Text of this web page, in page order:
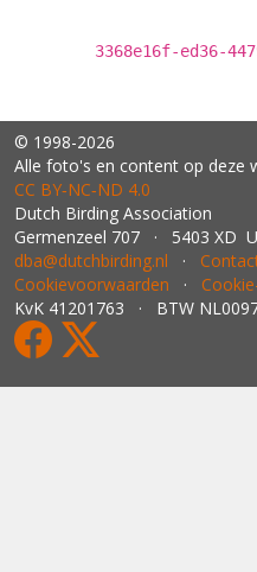
3368e16f-ed36-
© 1998-2026
Alle foto's en content op deze
CC BY‑NC‑ND 4.0
Dutch Birding Association
Germenzeel 707 · 5403 XD
dba@dutchbirding.nl ·
Cookievoorwaarden ·
KvK 41201763 · BTW